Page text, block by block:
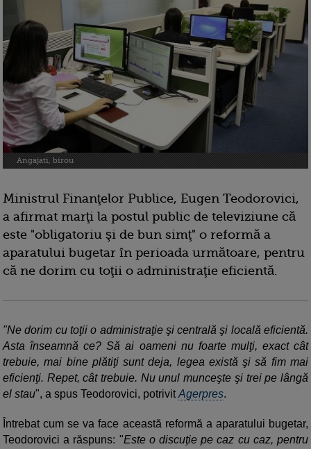
Angajati, birou
Ministrul Finanţelor Publice, Eugen Teodorovici,
a afirmat marţi la postul public de televiziune că
este "obligatoriu şi de bun simţ" o reformă a
aparatului bugetar în perioada următoare, pentru
că ne dorim cu toţii o administraţie eficientă.
"Ne dorim cu toţii o administraţie şi centrală şi locală eficientă.
Asta înseamnă ce? Să ai oameni nu foarte mulţi, exact cât
trebuie, mai bine plătiţi sunt deja, legea există şi să fim mai
eficienţi. Repet, cât trebuie. Nu unul munceşte şi trei pe lângă
el stau", a spus Teodorovici, potrivitAgerpres.
Întrebat cum se va face această reformă a aparatului bugetar,
Teodorovici a răspuns: "Este o discuţie pe caz cu caz, pentru